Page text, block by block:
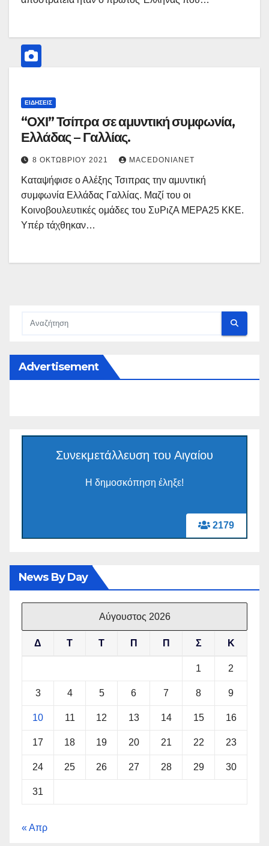
ΕΙΔΉΣΕΙΣ
“ΟΧΙ” Τσίπρα σε αμυντική συμφωνία,
Ελλάδας – Γαλλίας.
8 ΟΚΤΩΒΡΊΟΥ 2021 MACEDONIANET
Καταψήφισε ο Αλέξης Τσιπρας την αμυντική
συμφωνία Ελλάδας Γαλλίας. Μαζί του οι
Κοινοβουλευτικές ομάδες του ΣυΡιζΑ ΜΕΡΑ25 ΚΚΕ.
Υπέρ τάχθηκαν…
Advertisement
2179
Συνεκμετάλλευση του Αιγαίου
Η δημοσκόπηση έληξε!
News By Day
Αύγουστος 2026
Δ Τ Τ Π Π Σ Κ
1 2
3 4 5 6 7 8 9
10 11 12 13 14 15 16
17 18 19 20 21 22 23
24 25 26 27 28 29 30
31
« Απρ